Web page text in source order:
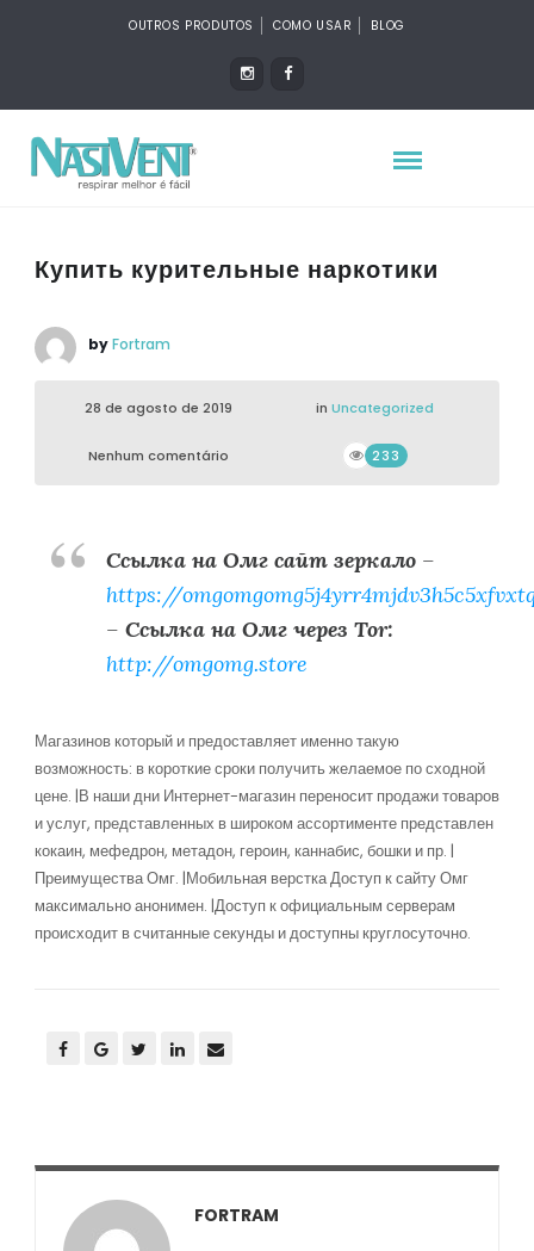
OUTROS PRODUTOS COMO USAR BLOG
Купить курительные наркотики
byFortram
28 de agosto de 2019 in Uncategorized
Nenhum comentário 233
Ссылка на Омг сайт зеркало–
https://
– Ссылка на Омг через Tor:
http://omgomg.store
Магазинов который и предоставляет именно такую
возможность: в короткие сроки получить желаемое по сходной
цене. |В наши дни Интернет-магазин переносит продажи товаров
и услуг, представленных в широком ассортименте представлен
кокаин, мефедрон, метадон, героин, каннабис, бошки и пр. |
Преимущества Омг. |Мобильная верстка Доступ к сайту Омг
максимально анонимен. |Доступ к официальным серверам
происходит в считанные секунды и доступны круглосуточно.
FORTRAM